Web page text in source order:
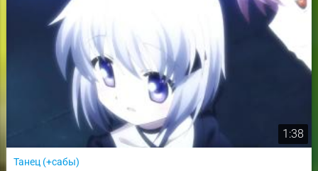
1:38
Танец (+сабы)